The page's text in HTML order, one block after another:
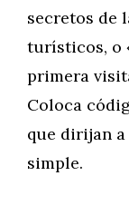
secretos de
turísticos, o
primera
Coloca
que dirijan
simple.